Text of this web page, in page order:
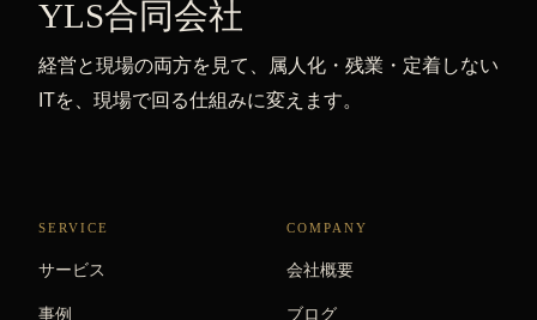
YLS合同会社
経営と現場の両方を見て、属人化・残業・定着しない
ITを、現場で回る仕組みに変えます。
SERVICE
サービス
事例
COMPANY
会社概要
ブログ